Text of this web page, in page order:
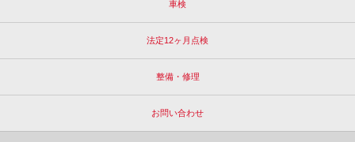
車検
法定12ヶ月点検
整備・修理
お問い合わせ